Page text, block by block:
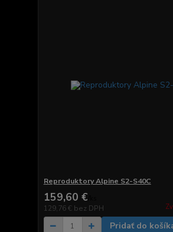
Reproduktory Alpine S2-S40C
159,60 €
129,76 € bez DPH
Pridať do